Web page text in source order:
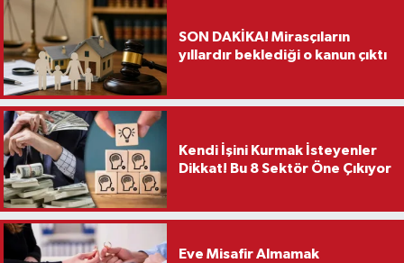
SON DAKİKA! Mirasçıların
yıllardır beklediği o kanun çıktı
Kendi İşini Kurmak İsteyenler
Dikkat! Bu 8 Sektör Öne Çıkıyor
Eve Misafir Almamak